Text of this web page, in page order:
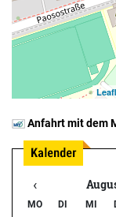
Anfahrt mit dem
‹
MO DI MI